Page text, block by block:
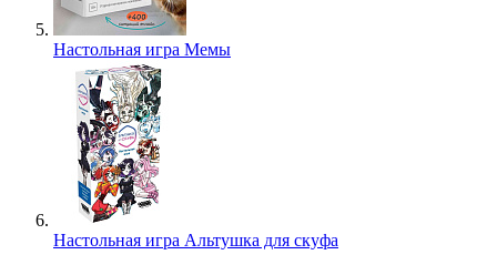
Настольная игра Мемы
Настольная игра Альтушка для скуфа